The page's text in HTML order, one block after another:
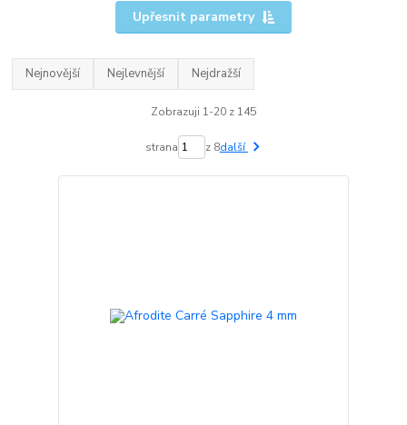
Upřesnit parametry
Nejnovější Nejlevnější Nejdražší
Zobrazuji 1-20 z 145
strana z 8další